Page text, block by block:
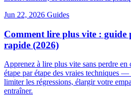
Jun 22, 2026 Guides
Comment lire plus vite : guide
rapide (2026)
Apprenez à lire plus vite sans perdre
étape par étape des vraies techniques
limiter les régressions, élargir votre
entraîner.